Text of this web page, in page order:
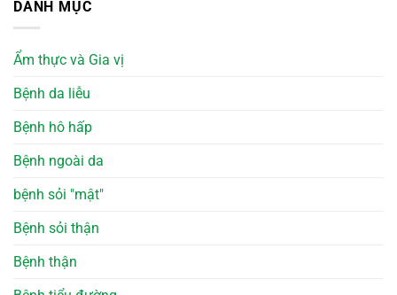
DANH MỤC
Ẩm thực và Gia vị
Bệnh da liễu
Bệnh hô hấp
Bệnh ngoài da
bệnh sỏi "mật"
Bệnh sỏi thận
Bệnh thận